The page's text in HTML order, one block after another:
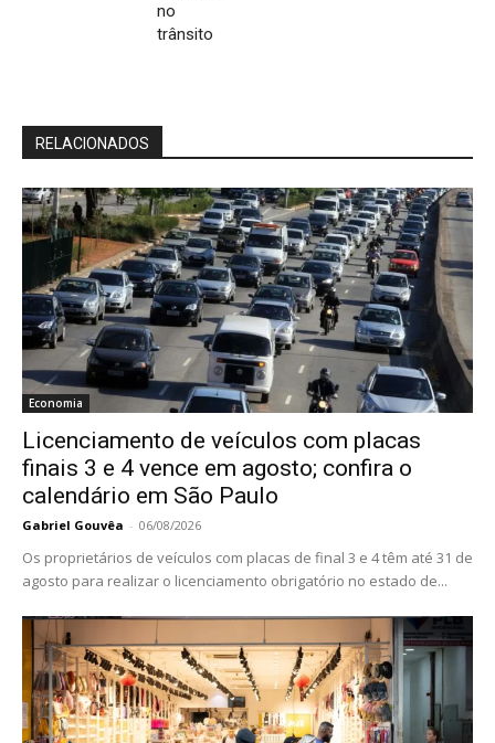
no
trânsito
RELACIONADOS
Economia
Licenciamento de veículos com placas
finais 3 e 4 vence em agosto; confira o
calendário em São Paulo
Gabriel Gouvêa - 06/08/2026
Os proprietários de veículos com placas de final 3 e 4 têm até 31 de
agosto para realizar o licenciamento obrigatório no estado de...